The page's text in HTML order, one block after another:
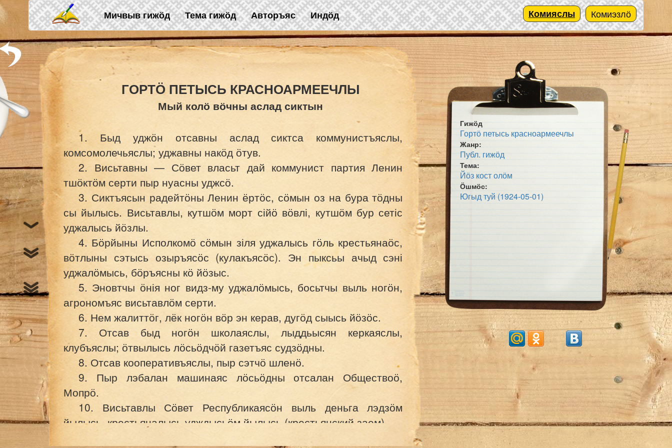
Skip to main content
Мичвыв гижӧд Тема гижӧд Авторъяс Индӧд Комиэзлӧ
Комияслы
ГОРТӦ ПЕТЫСЬ КРАСНОАРМЕЕЧЛЫ
Мый колӧ вӧчны аслад сиктын
1. Быд уджӧн отсавны аслад сиктса коммунистъяслы,
комсомолечьяслы; уджавны накӧд ӧтув.
2. Висьтавны — Сӧвет власьт дай коммунист партия Ленин
тшӧктӧм серти пыр нуасны уджсӧ.
3. Сиктъясын радейтӧны Ленин ёртӧс, сӧмын оз на бура тӧдны
сы йылысь. Висьтавлы, кутшӧм морт сійӧ вӧвлі, кутшӧм бур сетіс
уджалысь йӧзлы.
4. Бӧрйыны Исполкомӧ сӧмын зіля уджалысь гӧль крестьянаӧс,
вӧтлыны сэтысь озыръясӧс (кулакъясӧс). Эн пыксьы ачыд сэні
уджалӧмысь, бӧръясны кӧ йӧзыс.
5. Эновтчы ӧнія ног видз-му уджалӧмысь, босьтчы выль ногӧн,
агрономъяс висьтавлӧм серти.
6. Нем жалиттӧг, лёк ногӧн вӧр эн керав, дугӧд сыысь йӧзӧс.
7. Отсав быд ногӧн школаяслы, лыддьысян керкаяслы,
клубъяслы; ӧтвылысь лӧсьӧдчӧй газетъяс судзӧдны.
8. Отсав кооперативъяслы, пыр сэтчӧ шленӧ.
9. Пыр лэбалан машинаяс лӧсьӧдны отсалан Обществоӧ,
Мопрӧ.
10. Висьтавлы Сӧвет Республикаясӧн выль деньга лэдзӧм
йылысь, крестьяналысь удждысьӧм йылысь (крестьянский заем).
Гижӧд
Гортӧ петысь красноармеечлы
Жанр:
Публ. гижӧд
Тема:
Йӧз кост олӧм
Ӧшмӧс:
Югыд туй (1924-05-01)